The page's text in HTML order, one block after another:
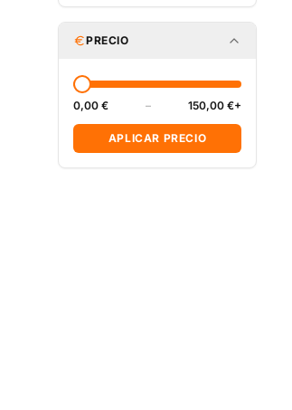
PRECIO
0,00 € – 150,00 €+
APLICAR PRECIO